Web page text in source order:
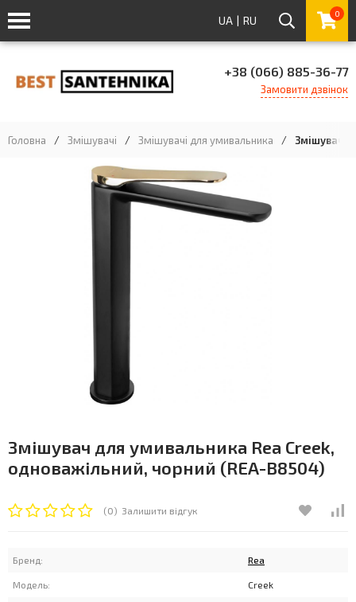
UA | RU 0
+38 (066) 885-36-77
Замовити дзвінок
Головна / Змішувачі / Змішувачі для умивальника / Змішувач
Змішувач для умивальника Rea Creek,
одноважільний, чорний (REA-B8504)
(0) Залишити відгук
Бренд: Rea
Модель: Creek